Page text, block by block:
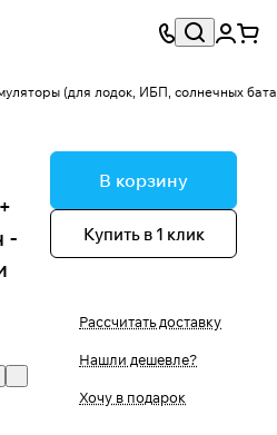
(для лодок, ИБП, солнечных
-
В корзину
Купить в 1 клик
Рассчитать доставку
Нашли дешевле?
Хочу в подарок